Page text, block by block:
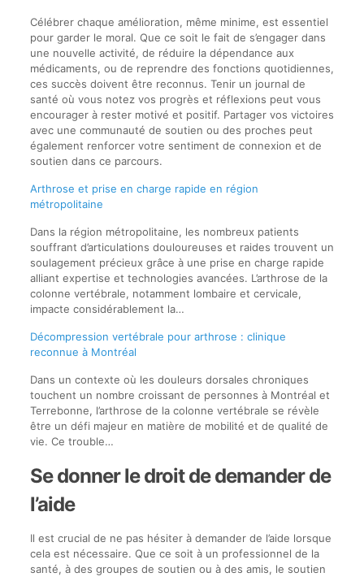
Célébrer chaque amélioration, même minime, est essentiel
pour garder le moral. Que ce soit le fait de s’engager dans
une nouvelle activité, de réduire la dépendance aux
médicaments, ou de reprendre des fonctions quotidiennes,
ces succès doivent être reconnus. Tenir un journal de
santé où vous notez vos progrès et réflexions peut vous
encourager à rester motivé et positif. Partager vos victoires
avec une communauté de soutien ou des proches peut
également renforcer votre sentiment de connexion et de
soutien dans ce parcours.
Arthrose et prise en charge rapide en région
métropolitaine
Dans la région métropolitaine, les nombreux patients
souffrant d’articulations douloureuses et raides trouvent un
soulagement précieux grâce à une prise en charge rapide
alliant expertise et technologies avancées. L’arthrose de la
colonne vertébrale, notamment lombaire et cervicale,
impacte considérablement la…
Décompression vertébrale pour arthrose : clinique
reconnue à Montréal
Dans un contexte où les douleurs dorsales chroniques
touchent un nombre croissant de personnes à Montréal et
Terrebonne, l’arthrose de la colonne vertébrale se révèle
être un défi majeur en matière de mobilité et de qualité de
vie. Ce trouble…
Se donner le droit de demander de
l’aide
Il est crucial de ne pas hésiter à demander de l’aide lorsque
cela est nécessaire. Que ce soit à un professionnel de la
santé, à des groupes de soutien ou à des amis, le soutien